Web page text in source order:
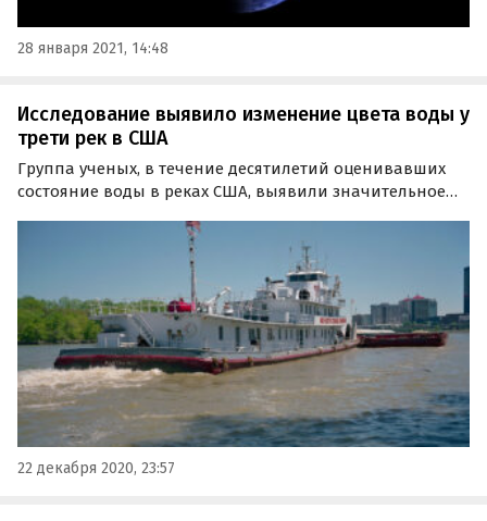
28 января 2021, 14:48
Исследование выявило изменение цвета воды у
трети рек в США
Группа ученых, в течение десятилетий оценивавших
состояние воды в реках США, выявили значительное
североамериканских рек. Результаты анализа
опубликованы в журнале Geophysical Research Letters.
22 декабря 2020, 23:57